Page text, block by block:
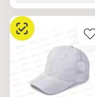
Возраст: детская
Крой: 5-ти клинка
Декор: "Дино"
Размер: 52
Вид: комбинированная с
Цвет: в ассортименте
(голубой, серый,
красный)
Материал: хлопок,
полиэстер